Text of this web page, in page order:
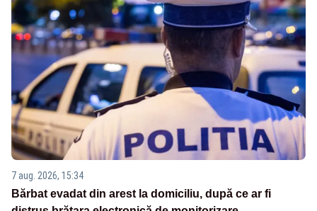
7 aug. 2026, 15:34
Bărbat evadat din arest la domiciliu, după ce ar fi